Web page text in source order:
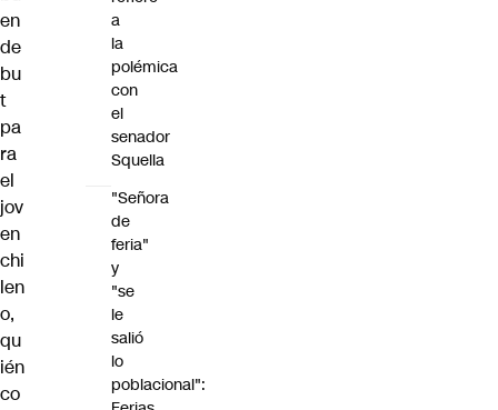
en
de
bu
t
pa
ra
el
jov
en
chi
len
o,
qu
ién
co
a
la
polémica
con
el
senador
Squella
"Señora
de
feria"
y
"se
le
salió
lo
poblacional":